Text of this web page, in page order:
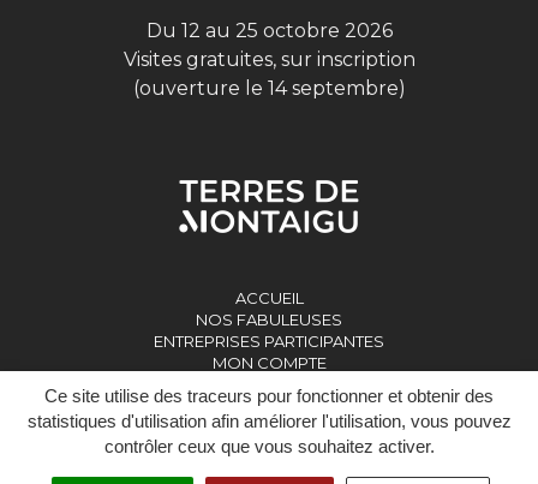
Ce site utilise des traceurs pour fonctionner et obtenir des
statistiques d'utilisation afin améliorer l'utilisation, vous pouvez
contrôler ceux que vous souhaitez activer.
Du 12 au 25 octobre 2026
Visites gratuites, sur inscription
(ouverture le 14 septembre)
ACCUEIL
NOS FABULEUSES
ENTREPRISES PARTICIPANTES
MON COMPTE